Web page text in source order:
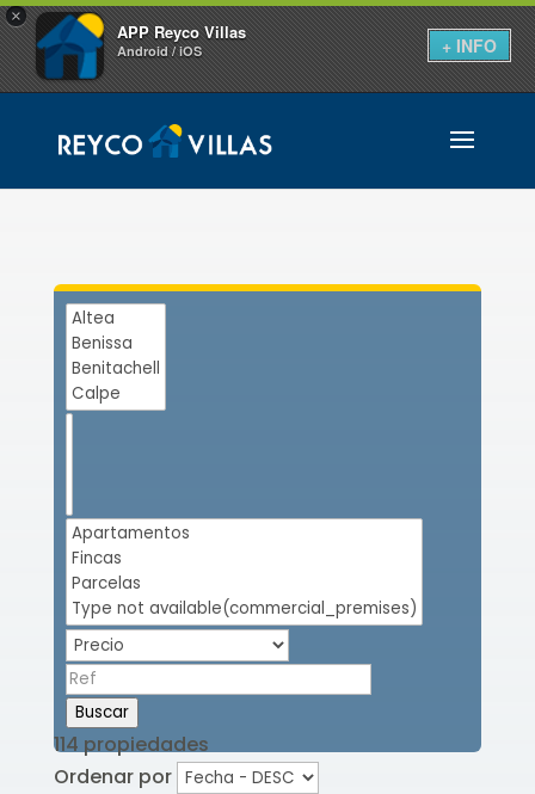
×
APP Reyco Villas
Android / iOS + INFO
Buscar
114 propiedades
Ordenar por